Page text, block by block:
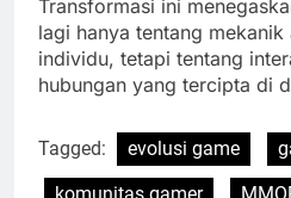
Transformasi ini
lagi hanya tentang
individu, tetapi tentang
hubungan yang tercipta di
Tagged: evolusi game